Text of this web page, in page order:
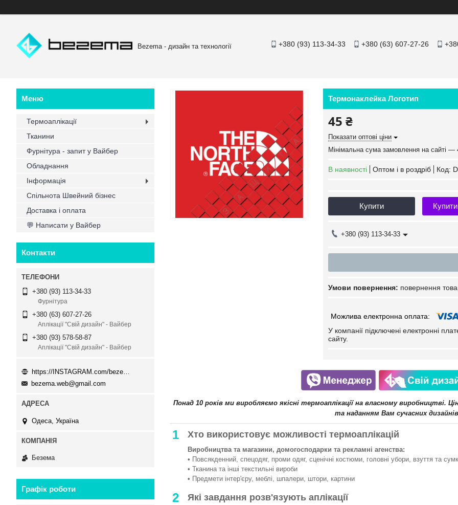
Bezema - дизайн та технології +380 (93) 113-34-33 +380 (63) 607-27-26
Термонаклейка Логотип
45 ₴
Показати оптові ціни
Мінімальна сума замовлення на сайті —
В наявності Оптом і в роздріб Код:
Купити
+380 (93) 113-34-33
повернення
У компанії підключені електронні
сайту.
Понад 10 років ми виробляємо якісні термоаплікації на власному виробництві.
та наданням Вам сучасних
1 Хто використовує можливості термоаплікацій
Виробництва та магазини, домогосподарки та рекламні агенства:
• Повсякденний, спецодяг, проми одяг, сценічні костюми, головні убори, взуття та
• Тканина та інші текстильні вироби
• Предмети інтер'єру, меблі, шпалери, штори, картини
2 Які завдання розв'язують аплікації
Термоаплікації
Тканини
Фурнітура - запит у Вайбер
Обладнання
Інформація
Спільнота Швейний бізнес
Доставка і оплата
💬 Написати у Вайбер
Контакти
+380 (93) 113-34-33
Фурнітура
+380 (63) 607-27-26
Аплікації "Свій дизайн" - Вайбер
+380 (93) 578-58-87
Аплікації "Свій дизайн" - Вайбер
bezema.web@gmail.com
Одеса, Україна
Безема
Графік роботи